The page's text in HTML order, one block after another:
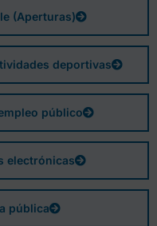
(Aperturas)
deportivas
público
electrónicas
pública